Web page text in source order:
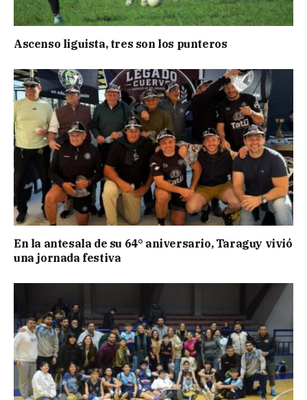
Ascenso liguista, tres son los punteros
En la antesala de su 64° aniversario, Taraguy vivió
una jornada festiva